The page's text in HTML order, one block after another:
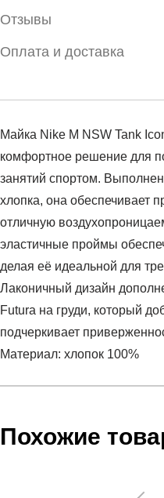
Отзывы
Оплата и доставка
Майка Nike M NSW Tank
комфортное решение для
занятий спортом.
хлопка, она обеспечивает
отличную
эластичные проймы
делая её идеальной для
Лаконичный дизайн
Futura на груди, который
подчеркивает
Материал: хлопок 100%
Пол:мужской
Инструкция по оплате есть
Похожие